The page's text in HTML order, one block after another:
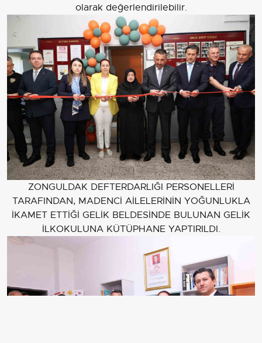
olarak değerlendirilebilir.
ZONGULDAK DEFTERDARLIĞI PERSONELLERİ
TARAFINDAN, MADENCİ AİLELERİNİN YOĞUNLUKLA
İKAMET ETTİĞİ GELİK BELDESİNDE BULUNAN GELİK
İLKOKULUNA KÜTÜPHANE YAPTIRILDI.